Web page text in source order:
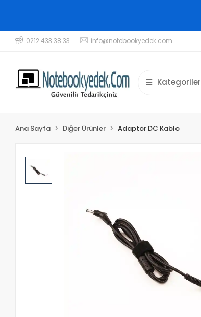
0212 433 38 33 info@notebookyedek.com
Kategoriler
Ana Sayfa Diğer Ürünler Adaptör DC Kablo